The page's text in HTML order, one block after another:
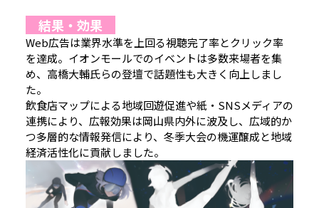
結果・効果
Web広告は業界水準を上回る視聴完了率とクリック率
を達成。イオンモールでのイベントは多数来場者を集
め、高橋大輔氏らの登壇で話題性も大きく向上しまし
た。
飲食店マップによる地域回遊促進や紙・SNSメディアの
連携により、広報効果は岡山県内外に波及し、広域的か
つ多層的な情報発信により、冬季大会の機運醸成と地域
経済活性化に貢献しました。